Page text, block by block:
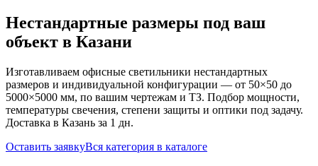
Нестандартные размеры под ваш
объект в Казани
Изготавливаем офисные светильники нестандартных
размеров и индивидуальной конфигурации — от 50×50 до
5000×5000 мм, по вашим чертежам и ТЗ. Подбор мощности,
температуры свечения, степени защиты и оптики под задачу.
Доставка в Казань за 1 дн.
Оставить заявкуВся категория в каталоге